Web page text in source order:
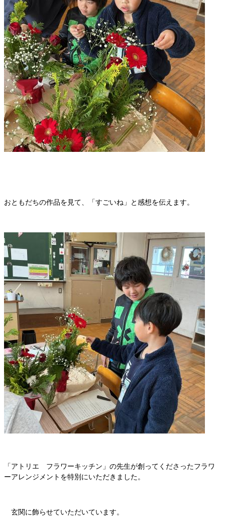
おともだちの作品を見て、「すごいね」と感想を伝えます。
「アトリエ フラワーキッチン」の先生が創ってくださったフラワ
ーアレンジメントを特別にいただきました。
玄関に飾らせていただいています。